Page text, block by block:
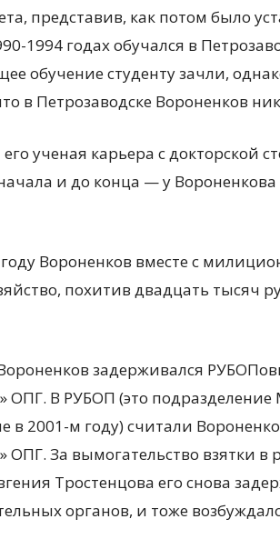
представив, как потом было
1994 годах обучался в
обучение студенту зачли,
в Петрозаводске Вороненков
ученая карьера с докторской
и до конца — у
Вороненков вместе с
похитив двадцать тысяч
задерживался
ОПГ. В РУБОП (это
в 2001-м году) считали
ОПГ. За вымогательство взятки в
Тростенцова его снова
органов, и тоже